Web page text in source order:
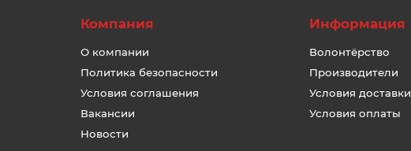
Компания
О компании
Политика безопасности
Условия соглашения
Вакансии
Новости
Информация
Волонтёрство
Производители
Условия доставки
Условия оплаты